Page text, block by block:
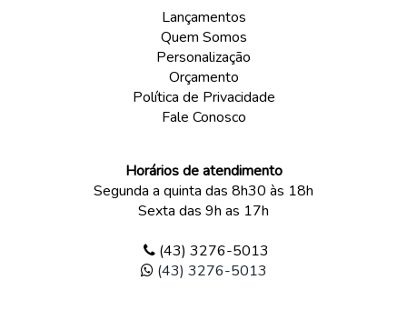
Lançamentos
Quem Somos
Personalização
Orçamento
Política de Privacidade
Fale Conosco
Horários de atendimento
Segunda a quinta das 8h30 às 18h
Sexta das 9h as 17h
(43) 3276-5013
(43) 3276-5013